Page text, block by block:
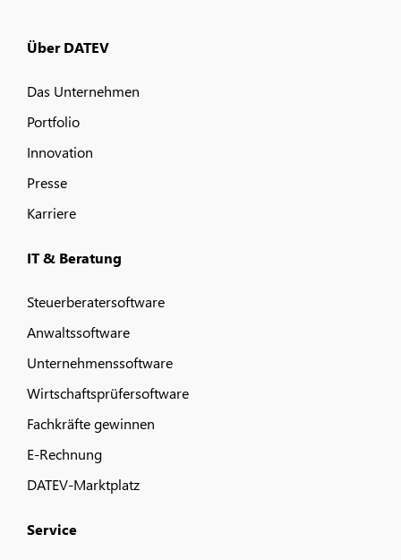
Über DATEV
Das Unternehmen
Portfolio
Innovation
Presse
Karriere
IT & Beratung
Steuerberatersoftware
Anwaltssoftware
Unternehmenssoftware
Wirtschaftsprüfersoftware
Fachkräfte gewinnen
E-Rechnung
DATEV-Marktplatz
Service